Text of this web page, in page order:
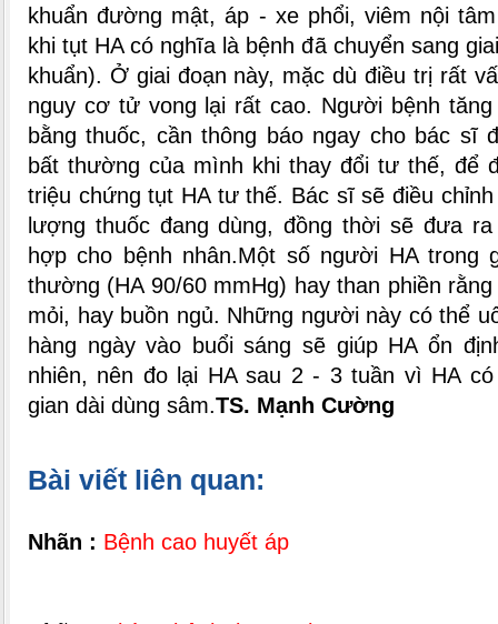
khuẩn đường mật, áp - xe phổi, viêm nội
khi tụt HA có nghĩa là bệnh đã chuyển sang
khuẩn). Ở giai đoạn này, mặc dù điều trị rất
nguy cơ tử vong lại rất cao. Người bệnh
bằng thuốc, cần thông báo ngay cho bác sĩ
bất thường của mình khi thay đổi tư thế, để
triệu chứng tụt HA tư thế. Bác sĩ sẽ điều
lượng thuốc đang dùng, đồng thời sẽ đưa
hợp cho bệnh nhân.Một số người HA trong
thường (HA 90/60 mmHg) hay than phiền
mỏi, hay buồn ngủ. Những người này có thể
hàng ngày vào buổi sáng sẽ giúp HA ổn
nhiên, nên đo lại HA sau 2 - 3 tuần vì HA
gian dài dùng sâm.TS. Mạnh Cường
Bài viết liên quan:
Nhãn : Bệnh cao huyết áp